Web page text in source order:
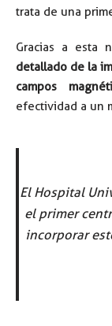
trata de una
Gracias a esta
detallado de la
campos
efectividad a un
El Hospital
el primer
incorporar